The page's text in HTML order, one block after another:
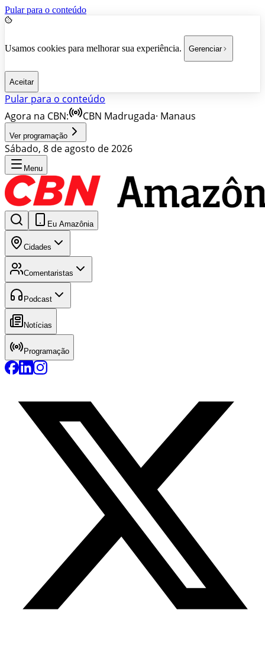
Pular para o conteúdo
Usamos cookies para melhorar sua experiência. Gerenciar
Aceitar
Pular para o conteúdo
Agora na CBN:
CBN Madrugada· Manaus
Ver programação
Sábado, 8 de agosto de 2026
Menu
Eu Amazônia
Cidades
Comentaristas
Podcast
Notícias
Programação